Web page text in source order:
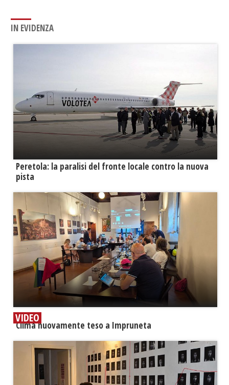
IN EVIDENZA
Peretola: la paralisi del fronte locale contro la nuova
pista
VIDEO
​Clima nuovamente teso a Impruneta